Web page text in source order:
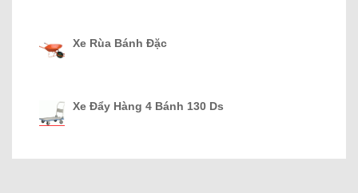
Xe Rùa Bánh Đặc
Xe Đẩy Hàng 4 Bánh 130 Ds